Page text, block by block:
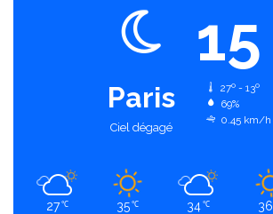
Paris
Ciel dégagé
15
27º - 13º
69%
0.45 km/h
27 ℃ 35 ℃ 34 ℃ 36